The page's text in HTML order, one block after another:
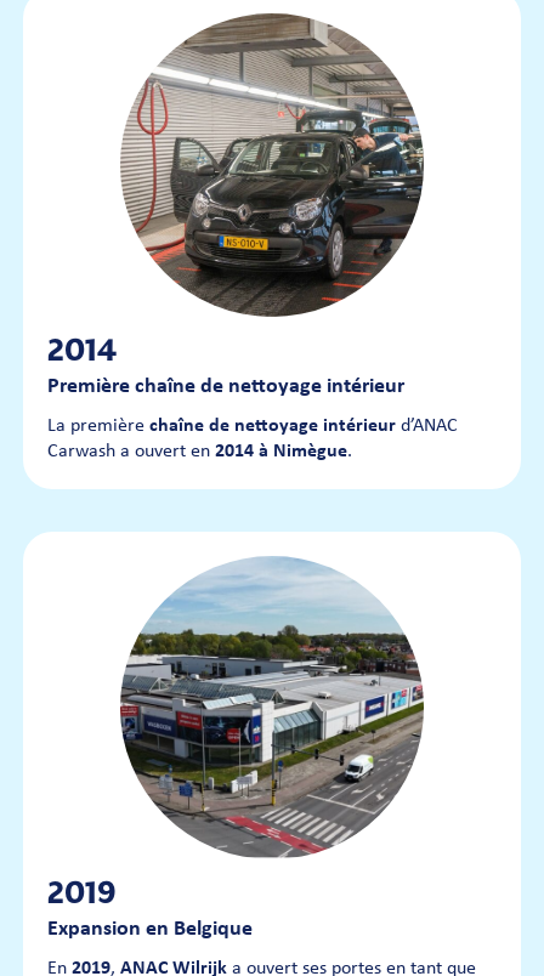
2014
Première chaîne de nettoyage intérieur
La première chaîne de nettoyage intérieur d’ANAC
Carwash a ouvert en 2014 à Nimègue.
2019
Expansion en Belgique
En 2019, ANAC Wilrijk a ouvert ses portes en tant que